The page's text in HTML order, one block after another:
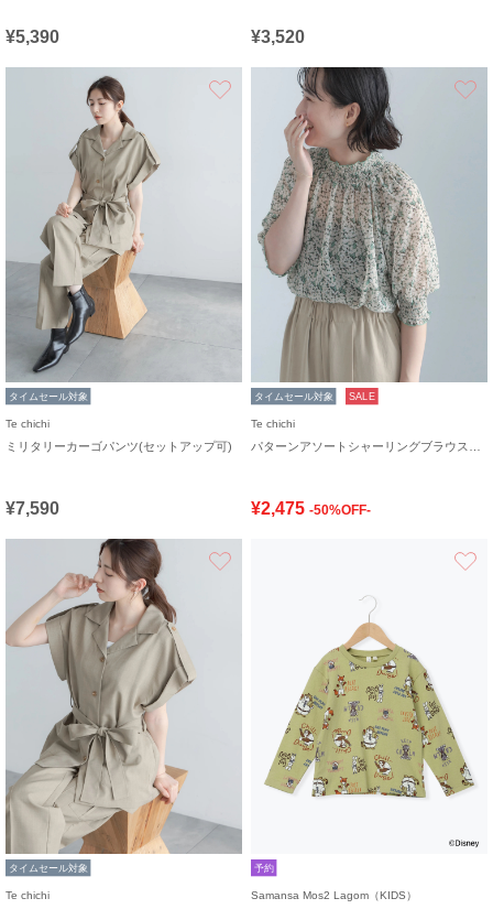
¥5,390 ¥3,520
お気に入り
タイムセール対象
Te chichi
ミリタリーカーゴパンツ(セットアップ可)
¥7,590
タイムセール対象 SALE
Te chichi
¥2,475 -50%OFF-
タイムセール対象
Te chichi
予約
Samansa Mos2 Lagom（KIDS）